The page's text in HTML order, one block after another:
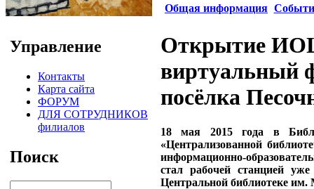
Управление
Контакты
Карта сайта
ФОРУМ
ДЛЯ СОТРУДНИКОВ
филиалов
Поиск
Общая информация
Открытие
виртуальный
посёлка
18 мая 2015 года в
«Централизованной
информационно-
стал рабочей станцией
Центральной библиотеке